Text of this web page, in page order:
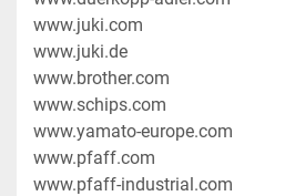
www.juki.com
www.juki.de
www.brother.com
www.schips.com
www.yamato-europe.com
www.pfaff.com
www.pfaff-industrial.com